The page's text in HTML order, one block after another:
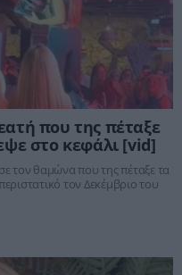
που της πέταξε
στο κεφάλι [vid]
τον θαμώνα που της πέταξε τα
τον Δεκέμβριο του